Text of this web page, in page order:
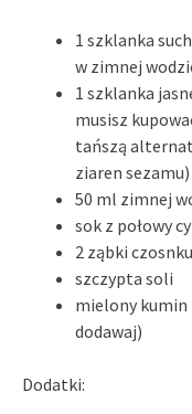
1 szklanka
w zimnej
1 szklanka
musisz
tańszą
ziaren sezamu)
50 ml zimnej
sok z połowy
2 ząbki czosnku
szczypta soli
mielony kumin
dodawaj)
Dodatki: